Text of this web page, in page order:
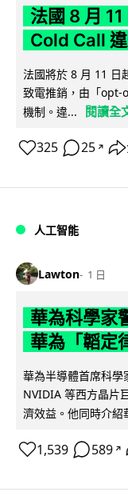
法國 8 月
Cold Call
法國將於 8 月 11 日
致電推銷，由「opt-
機制。違...
閱讀全
325 25 ↗
人工智能
Lawton 1 日
華為科學家
華為「韜定
華為半導體首席科
NVIDIA 等西方晶片
濟效益。他同時介紹
1,539 589 ↗